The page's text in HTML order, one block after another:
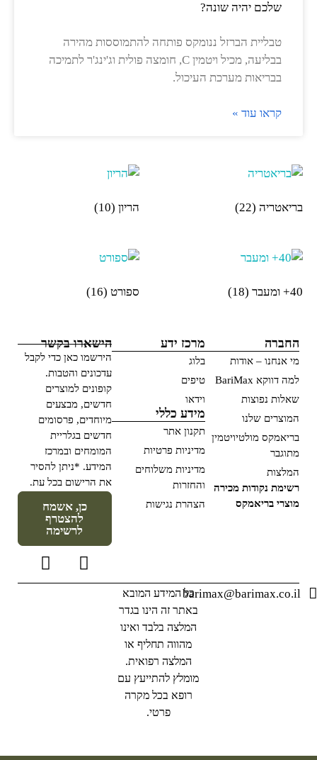
שלכם יהיה שונה?
טבליית הברזל ננומקס פותחה להתמוססות מהירה
בבליעה, מכיל ויטמין C, חומצה פולית וג'ינג'ר לתמיכה
בבריאות מערכת העיכול.
קראו עוד »
בריאטריה הריון(10)
40+ ומעבר (18) ספורט(16)
החברה
מי אנחנו – אודות
למה דווקא BariMax
שאלות נפוצות
המוצרים שלנו
בריאמקס מולטיויטמין
מתוגבר
המלצות
רשימת נקודות מכירה
מוצרי בריאמקס
מרכז ידע
בלוג
טיפים
וידאו
מידע כללי
תקנון אתר
מדיניות פרטיות
מדיניות משלוחים
והחזרות
הצהרת נגישות
הישארו בקשר
הירשמו כאן כדי לקבל
עדכונים והטבות.
קופונים למוצרים
חדשים, מבצעים
מיוחדים, פרסומים
חדשים בגלריית
המומחים ובמרכז
המידע. *ניתן להסיר
את הרישום בכל עת.
כן, אשמח
להצטרף
לרשימה
barimax@barimax.co.ilכל המידע המובא
באתר זה הינו בגדר
המלצה בלבד ואינו
מהווה תחליף או
המלצה רפואית.
מומלץ להתייעץ עם
רופא בכל מקרה
פרטי.